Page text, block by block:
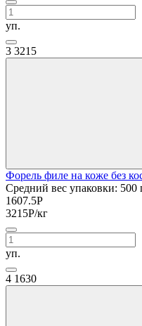
уп.
3 3215
Форель филе на коже без
Средний вес упаковки: 500
1607.5Р
3215Р/кг
уп.
4 1630